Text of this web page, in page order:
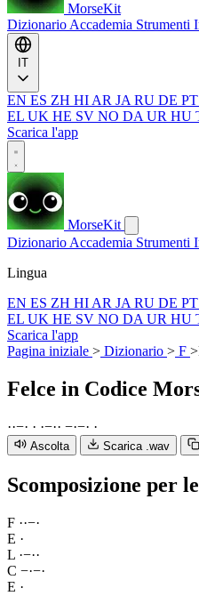
MorseKit
Dizionario Accademia Strumenti
EN ES ZH HI AR JA RU DE PT
EL UK HE SV NO DA UR HU
Scarica l'app
MorseKit
Dizionario Accademia Strumenti
Lingua
EN ES ZH HI AR JA RU DE PT
EL UK HE SV NO DA UR HU
Scarica l'app
Pagina iniziale > Dizionario > F >
Felce in Codice
··−· · ·−·· −·−· ·
Ascolta Scarica .wav
Scomposizione per
F ··−·
E ·
L ·−··
C −·−·
E ·